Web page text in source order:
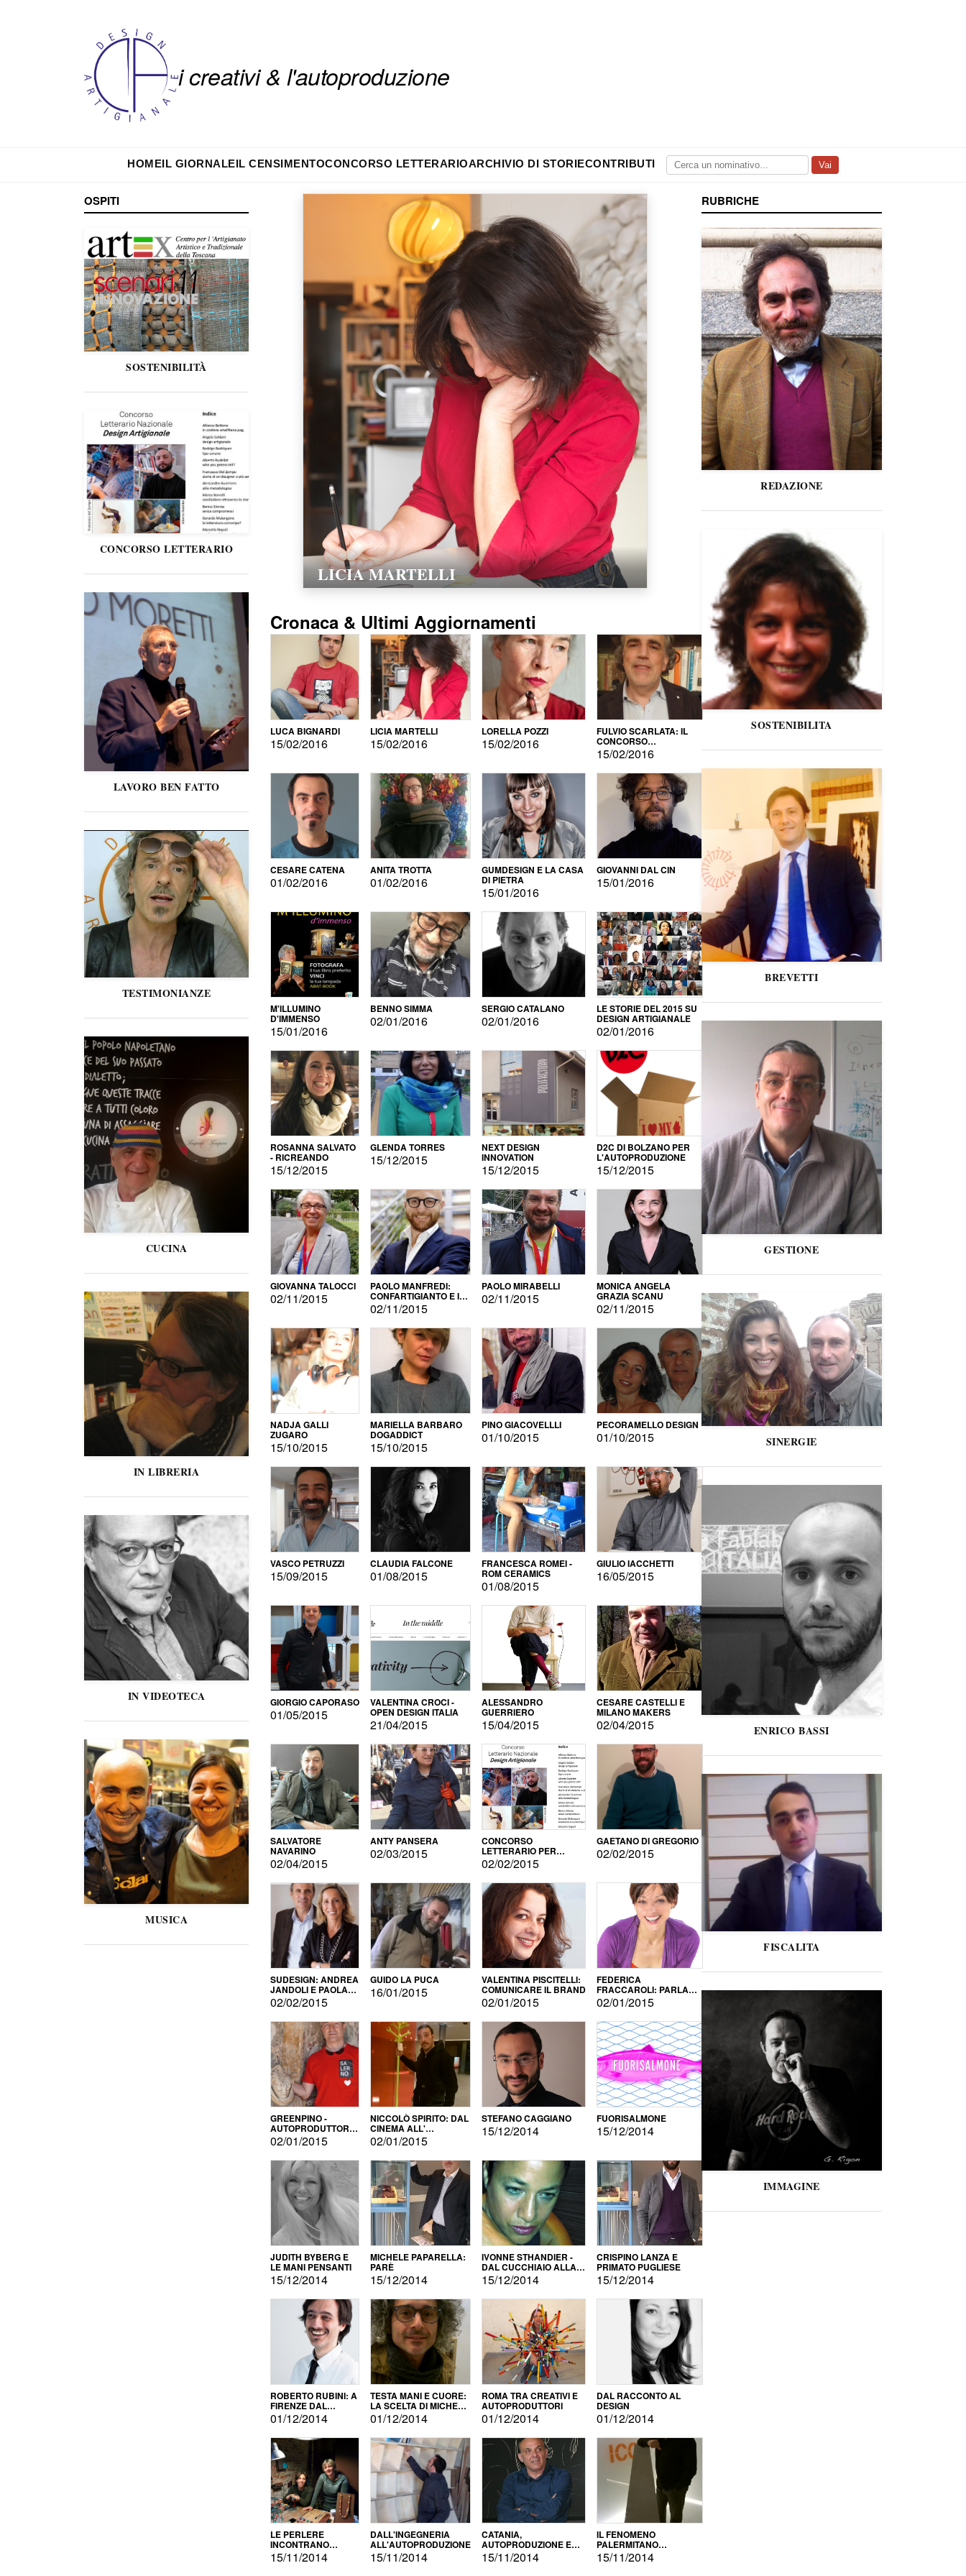
i creativi & l'autoproduzione
HOMEIL GIORNALEIL CENSIMENTOCONCORSO LETTERARIOARCHIVIO DI STORIECONTRIBUTI Vai
OSPITI
SOSTENIBILITÀ
CONCORSO LETTERARIO
LAVORO BEN FATTO
TESTIMONIANZE
CUCINA
IN LIBRERIA
IN VIDEOTECA
MUSICA
LORELLA POZZI
Cronaca & Ultimi Aggiornamenti
LUCA BIGNARDI
15/02/2016
LICIA MARTELLI
15/02/2016
LORELLA POZZI
15/02/2016
FULVIO SCARLATA: IL
CONCORSO
LETTERARIO
15/02/2016
CESARE CATENA
01/02/2016
ANITA TROTTA
01/02/2016
GUMDESIGN E LA CASA
DI PIETRA
15/01/2016
GIOVANNI DAL CIN
15/01/2016
M'ILLUMINO
D'IMMENSO
15/01/2016
BENNO SIMMA
02/01/2016
SERGIO CATALANO
02/01/2016
LE STORIE DEL 2015 SU
DESIGN ARTIGIANALE
02/01/2016
ROSANNA SALVATO
- RICREANDO
15/12/2015
GLENDA TORRES
15/12/2015
NEXT DESIGN
INNOVATION
15/12/2015
D2C DI BOLZANO PER
L'AUTOPRODUZIONE
15/12/2015
GIOVANNA TALOCCI
02/11/2015
PAOLO MANFREDI:
CONFARTIGIANTO E IL
SONDAGGIO
02/11/2015
PAOLO MIRABELLI
02/11/2015
MONICA ANGELA
GRAZIA SCANU
02/11/2015
NADJA GALLI
ZUGARO
15/10/2015
MARIELLA BARBARO
DOGADDICT
15/10/2015
PINO GIACOVELLLI
01/10/2015
PECORAMELLO DESIGN
01/10/2015
VASCO PETRUZZI
15/09/2015
CLAUDIA FALCONE
01/08/2015
FRANCESCA ROMEI -
ROM CERAMICS
01/08/2015
GIULIO IACCHETTI
16/05/2015
GIORGIO CAPORASO
01/05/2015
VALENTINA CROCI -
OPEN DESIGN ITALIA
21/04/2015
ALESSANDRO
GUERRIERO
15/04/2015
CESARE CASTELLI E
MILANO MAKERS
02/04/2015
SALVATORE
NAVARINO
02/04/2015
ANTY PANSERA
02/03/2015
CONCORSO
LETTERARIO PER
DESIGNER
02/02/2015
GAETANO DI GREGORIO
02/02/2015
SUDESIGN: ANDREA
JANDOLI E PAOLA
PISAPIA
02/02/2015
GUIDO LA PUCA
16/01/2015
VALENTINA PISCITELLI:
COMUNICARE IL BRAND
02/01/2015
FEDERICA
FRACCAROLI: PARLARE
LINGUE DIVERSE
02/01/2015
GREENPINO -
AUTOPRODUTTORE
PER AMORE
02/01/2015
NICCOLÒ SPIRITO: DAL
CINEMA ALL'
AUTOPRODUZIONE
02/01/2015
STEFANO CAGGIANO
15/12/2014
FUORISALMONE
15/12/2014
JUDITH BYBERG E
LE MANI PENSANTI
15/12/2014
MICHELE PAPARELLA:
PARÈ
15/12/2014
IVONNE STHANDIER -
DAL CUCCHIAIO ALLA
CITTÀ
15/12/2014
CRISPINO LANZA E
PRIMATO PUGLIESE
15/12/2014
ROBERTO RUBINI: A
FIRENZE DAL
PRODOTTO ALLA
PROMOZIONE
01/12/2014
TESTA MANI E CUORE:
LA SCELTA DI MICHELE
BARBERIO
01/12/2014
ROMA TRA CREATIVI E
AUTOPRODUTTORI
01/12/2014
DAL RACCONTO AL
DESIGN
01/12/2014
LE PERLERE
INCONTRANO
L'AUTOPRODUZIONE
15/11/2014
DALL'INGEGNERIA
ALL'AUTOPRODUZIONE
15/11/2014
CATANIA,
AUTOPRODUZIONE E
COMMERCIALIZZAZIONE
15/11/2014
IL FENOMENO
PALERMITANO
DELL'AUTOPRODUZIONE
15/11/2014
RUBRICHE
REDAZIONE
SOSTENIBILITA
BREVETTI
GESTIONE
SINERGIE
ENRICO BASSI
FISCALITA
IMMAGINE